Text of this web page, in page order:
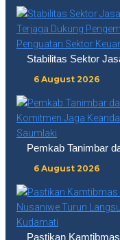
Stabilitas Sektor
6 August 2026
Pemkab Tanimbar
6 August 2026
Pastikan